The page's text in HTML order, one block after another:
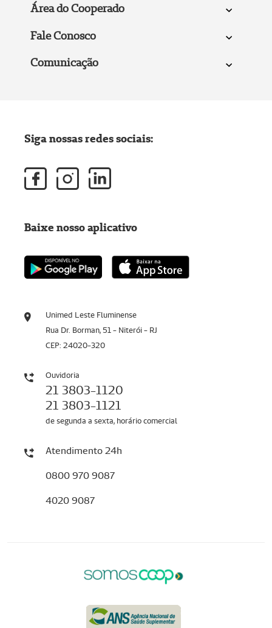
Área do Cooperado
Fale Conosco
Comunicação
Unimed Leste Fluminense
Rua Dr. Borman, 51 - Niterói - RJ
CEP: 24020-320
Ouvidoria
21 3803-1120
21 3803-1121
de segunda a sexta, horário comercial
Atendimento 24h
0800 970 9087
4020 9087
Siga nossas redes sociais:
Baixe nosso aplicativo